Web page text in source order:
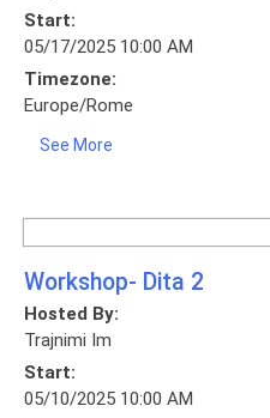
Start:
05/17/2025 10:00 AM
Timezone:
Europe/Rome
See More
Workshop- Dita 2
Hosted By:
Trajnimi Im
Start:
05/10/2025 10:00 AM